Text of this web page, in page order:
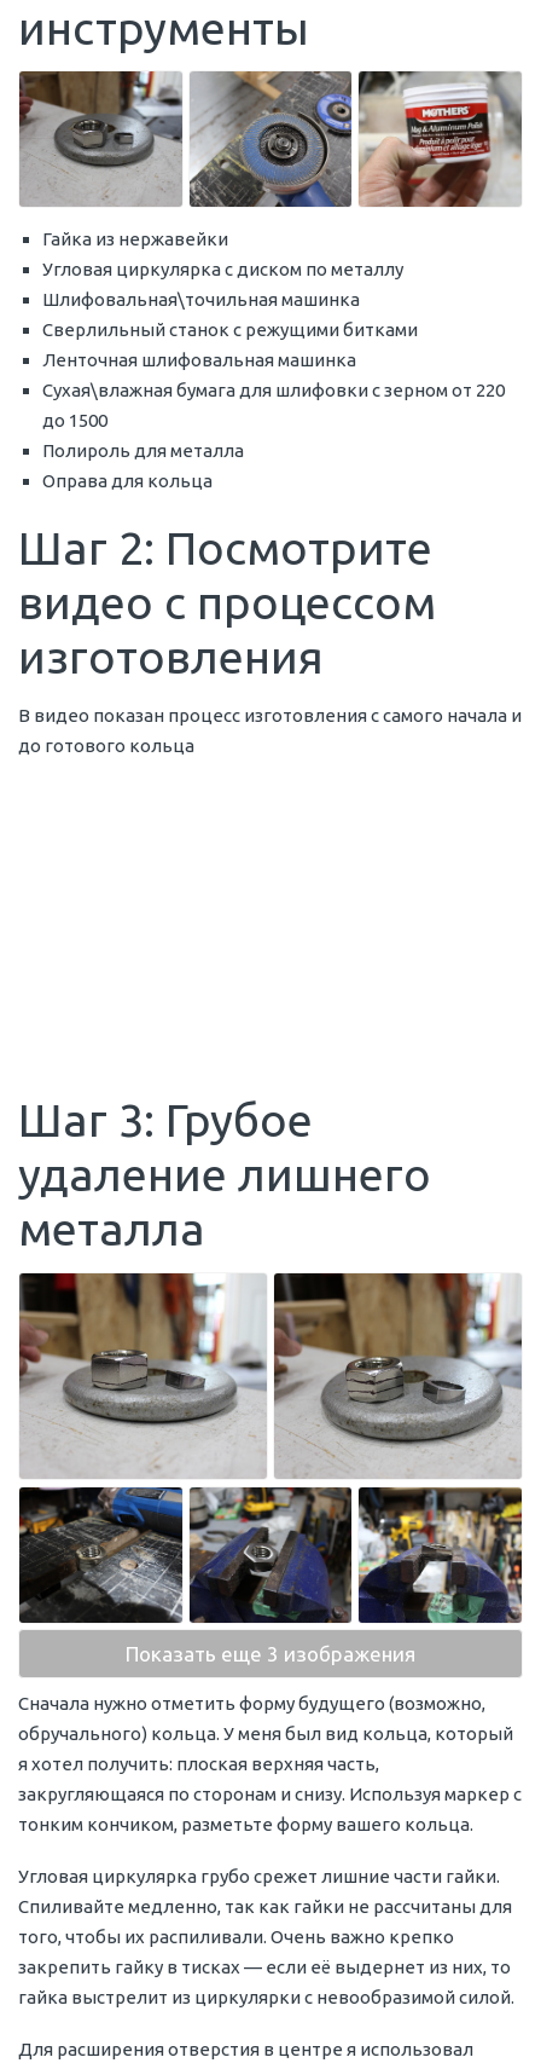
инструменты
Гайка из нержавейки
Угловая циркулярка с диском по металлу
Шлифовальная\точильная машинка
Сверлильный станок с режущими битками
Ленточная шлифовальная машинка
Сухая\влажная бумага для шлифовки с зерном от 220
до 1500
Полироль для металла
Оправа для кольца
Шаг 2: Посмотрите
видео с процессом
изготовления
В видео показан процесс изготовления с самого начала и
до готового кольца
Шаг 3: Грубое
удаление лишнего
металла
Показать еще 3 изображения
Сначала нужно отметить форму будущего (возможно,
обручального) кольца. У меня был вид кольца, который
я хотел получить: плоская верхняя часть,
закругляющаяся по сторонам и снизу. Используя маркер с
тонким кончиком, разметьте форму вашего кольца.
Угловая циркулярка грубо срежет лишние части гайки.
Спиливайте медленно, так как гайки не рассчитаны для
того, чтобы их распиливали. Очень важно крепко
закрепить гайку в тисках — если её выдернет из них, то
гайка выстрелит из циркулярки с невообразимой силой.
Для расширения отверстия в центре я использовал